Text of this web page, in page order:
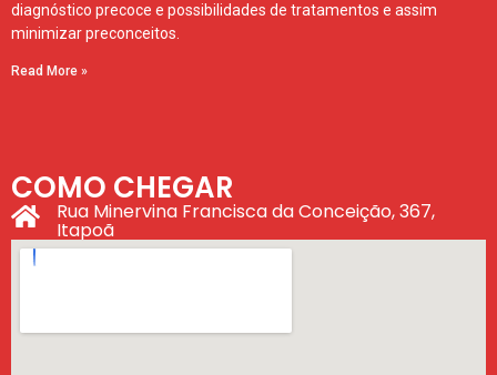
diagnóstico precoce e possibilidades de tratamentos e assim
minimizar preconceitos.
Read More »
COMO CHEGAR
Rua Minervina Francisca da Conceição, 367,
Itapoã